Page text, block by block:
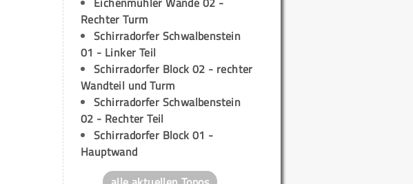
Rechter Turm
Schirradorfer Schwalbenstein
01 - Linker Teil
Schirradorfer Block 02 - rechter
Wandteil und Turm
Schirradorfer Schwalbenstein
02 - Rechter Teil
Schirradorfer Block 01 -
Hauptwand